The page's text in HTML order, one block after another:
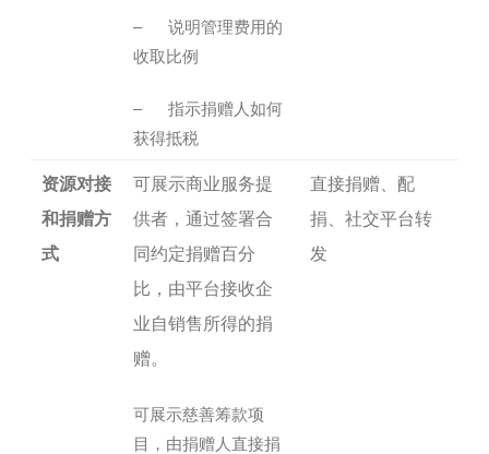
– 说明管理费用的
收取比例
– 指示捐赠人如何
获得抵税
资源对接
和捐赠方
式
可展示商业服务提
供者，通过签署合
同约定捐赠百分
比，由平台接收企
业自销售所得的捐
赠。
可展示慈善筹款项
目，由捐赠人直接捐
直接捐赠、配
捐、社交平台转
发